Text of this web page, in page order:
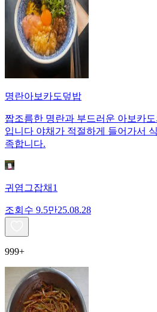
명란아보카도덮밥
짭조름한 명란과 부드러운 아보카
입니다 야채가 적절하게 들어가서
족합니다.
귀염그잡채1
조회수 9.5만25.08.28
999+